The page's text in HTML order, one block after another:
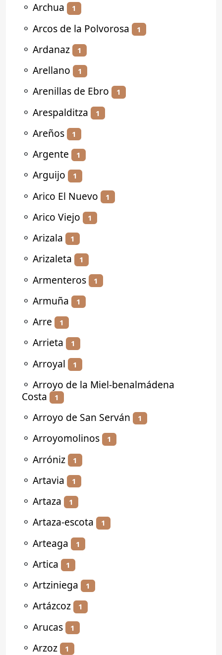
⚬ Archua 1
⚬ Arcos de la Polvorosa 1
⚬ Ardanaz 1
⚬ Arellano 1
⚬ Arenillas de Ebro 1
⚬ Arespalditza 1
⚬ Areños 1
⚬ Argente 1
⚬ Arguijo 1
⚬ Arico El Nuevo 1
⚬ Arico Viejo 1
⚬ Arizala 1
⚬ Arizaleta 1
⚬ Armenteros 1
⚬ Armuña 1
⚬ Arre 1
⚬ Arrieta 1
⚬ Arroyal 1
⚬ Arroyo de la Miel-benalmádena
Costa
1
⚬ Arroyo de San Serván 1
⚬ Arroyomolinos 1
⚬ Arróniz 1
⚬ Artavia 1
⚬ Artaza 1
⚬ Artaza-escota 1
⚬ Arteaga 1
⚬ Artica 1
⚬ Artziniega 1
⚬ Artázcoz 1
⚬ Arucas 1
⚬ Arzoz 1